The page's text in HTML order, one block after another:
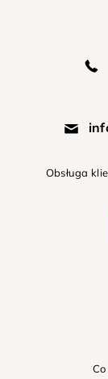
Obsługa